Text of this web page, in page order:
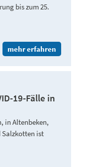
bis zum 25.
mehr erfahren
19-Fälle in
in Altenbeken,
Salzkotten ist